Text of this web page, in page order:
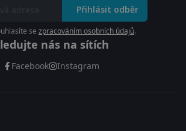
Přihlásit odběr
se zpracováním osobních údajů.
nás na sítích
Facebook Instagram